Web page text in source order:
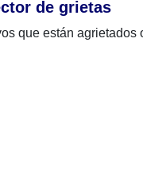
de grietas
que están agrietados